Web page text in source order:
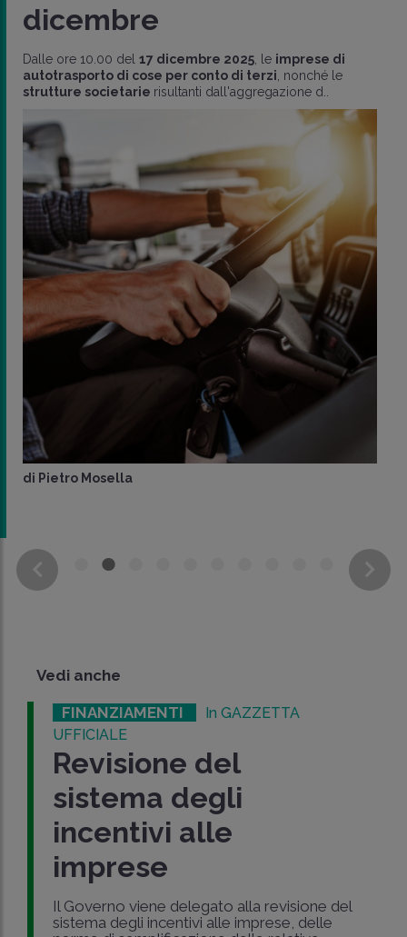
dicembre
Dalle ore 10.00 del 17 dicembre 2025 , le imprese di
autotrasporto di cose per conto di terzi , nonché le
strutture societarie risultanti dall'aggregazione d..
di Pietro Mosella
Vedi anche
FINANZIAMENTI
In GAZZETTA
UFFICIALE
Revisione del
sistema degli
incentivi alle
imprese
Il Governo viene delegato alla revisione del
sistema degli incentivi alle imprese, delle